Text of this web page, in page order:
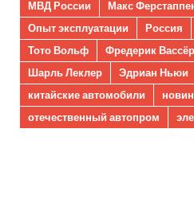
МВД России
Макс
Опыт эксплуатации
Россия
Тото Вольф
Фредерик Вассёр
Шарль Леклер
Эдриан Ньюи
китайские автомобили
отечественный автопром